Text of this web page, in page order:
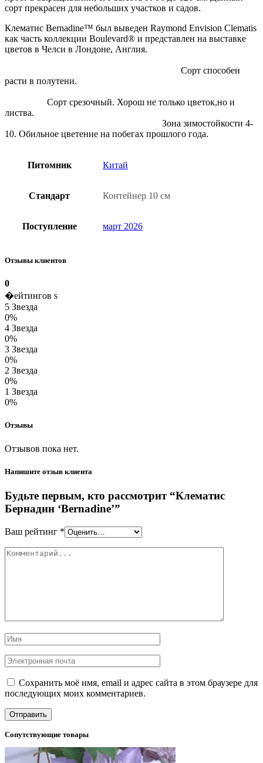
сорт прекрасен для небольших участков и садов.
Клематис Bernadine™ был выведен Raymond Envision Clematis
как часть коллекции Boulevard® и представлен на выставке
цветов в Челси в Лондоне, Англия.
Сорт способен
расти в полутени.
Сорт срезочный. Хорош не только цветок,но и
листва.
Зона зимостойкости 4-
10. Обильное цветение на побегах прошлого года.
Питомник Китай
Стандарт Контейнер 10 см
Поступление март 2026
Отзывы клиентов
0
�ейтингов s
5 Звезда
0%
4 Звезда
0%
3 Звезда
0%
2 Звезда
0%
1 Звезда
0%
Отзывы
Отзывов пока нет.
Напишите отзыв клиента
Будьте первым, кто рассмотрит “Клематис
Бернадин ‘Bernadine’”
Ваш рейтинг *
Сохранить моё имя, email и адрес сайта в этом браузере для
последующих моих комментариев.
Сопутствующие товары